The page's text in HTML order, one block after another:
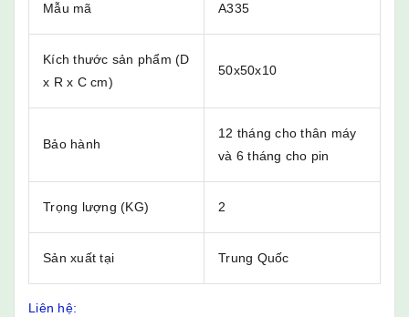
Mẫu mã A335
Kích thước sản phẩm (D
x R x C cm)
50x50x10
Bảo hành
12 tháng cho thân máy
và 6 tháng cho pin
Trọng lượng (KG) 2
Sản xuất tại Trung Quốc
Liên hệ: